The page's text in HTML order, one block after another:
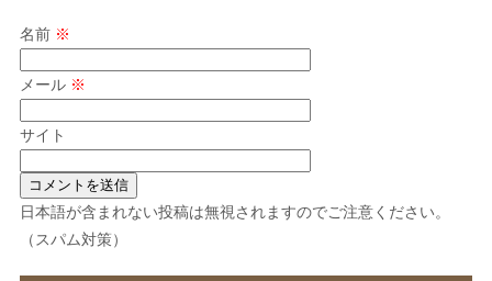
名前 ※
メール ※
サイト
日本語が含まれない投稿は無視されますのでご注意ください。
（スパム対策）